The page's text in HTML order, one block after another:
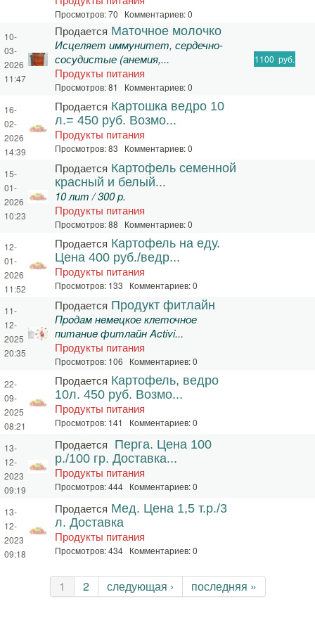
Просмотров: 70 Комментариев: 0
10-
03-
2026
11:47
Продается Маточное молочко
Исцеляет иммунитет, сердечно-
сосудистые (анемия,...
Продукты питания
Просмотров: 81 Комментариев: 0
1100 руб.
16-
02-
2026
14:39
Продается Картошка ведро 10
л.= 450 руб. Возмо...
Продукты питания
Просмотров: 83 Комментариев: 0
15-
01-
2026
10:23
Продается Картофель семенной
красный и белый...
10 лит / 300 р.
Продукты питания
Просмотров: 88 Комментариев: 0
12-
01-
2026
11:52
Продается Картофель на еду.
Цена 400 руб./ведр...
Продукты питания
Просмотров: 133 Комментариев: 0
11-
12-
2025
20:35
Продается Продукт фитлайн
Пpoдaм нeмeцкое клеточное
питаниe фитлайн Activi...
Продукты питания
Просмотров: 106 Комментариев: 0
22-
09-
2025
08:21
Продается Картофель, ведро
10л. 450 руб. Возмо...
Продукты питания
Просмотров: 141 Комментариев: 0
13-
12-
2023
09:19
Продается Перга. Цена 100
р./100 гр. Доставка...
Продукты питания
Просмотров: 444 Комментариев: 0
13-
12-
2023
09:18
Продается Мед. Цена 1,5 т.р./3
л. Доставка
Продукты питания
Просмотров: 434 Комментариев: 0
Страницы
1 2 следующая › последняя »